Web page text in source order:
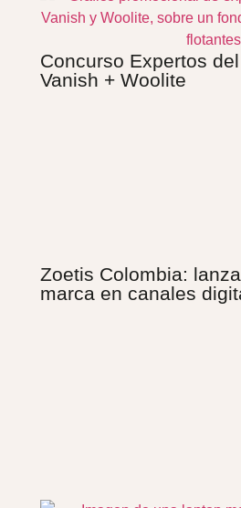
Concurso Expertos
Vanish + Woolite
Zoetis Colombia:
marca en canales